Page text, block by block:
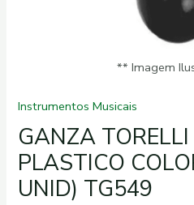
** Imagem
Instrumentos Musicais
GANZA
PLASTICO
UNID) TG549